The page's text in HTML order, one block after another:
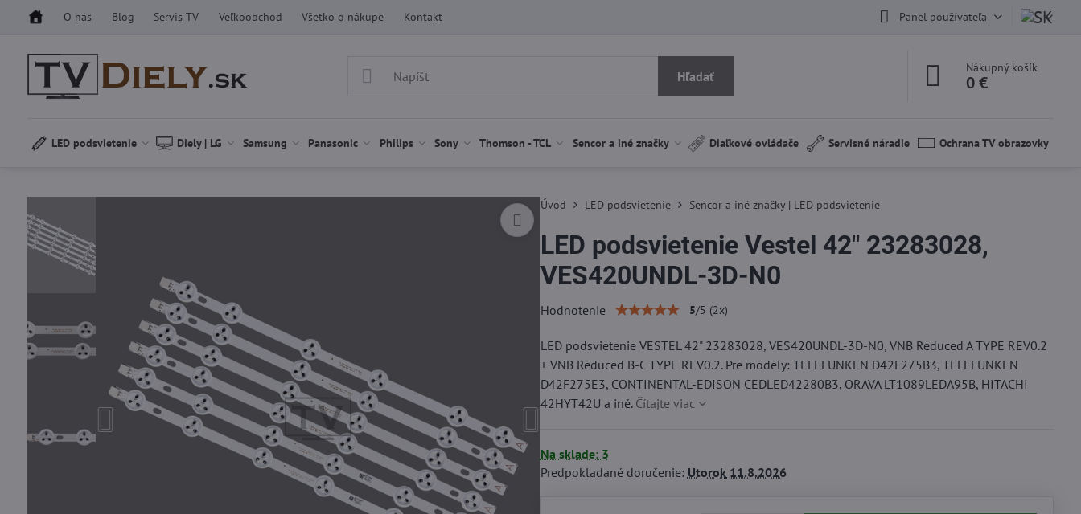
O nás Blog Servis TV Veľkoobchod Všetko o nákupe Kontakt Panel používateľa
Hľadať
Nákupný košík
0 €
LED podsvietenie Diely | LG Samsung Panasonic Philips Sony Thomson - TCL Sencor a iné značky Diaľkové ovládače Servisné náradie Ochrana TV obrazovky
Úvod LED podsvietenie Sencor a iné značky | LED podsvietenie
LED podsvietenie Vestel 42" 23283028,
VES420UNDL-3D-N0
Hodnotenie 5/5 (2x)
LED podsvietenie VESTEL 42" 23283028, VES420UNDL-3D-N0, VNB Reduced A TYPE REV0.2
+ VNB Reduced B-C TYPE REV0.2. Pre modely: TELEFUNKEN D42F275B3, TELEFUNKEN
D42F275E3, CONTINENTAL-EDISON CEDLED42280B3, ORAVA LT1089LEDA95B, HITACHI
42HYT42U a iné. Čítajte viac
Na sklade: 3
Predpokladané doručenie: Utorok11.8.2026